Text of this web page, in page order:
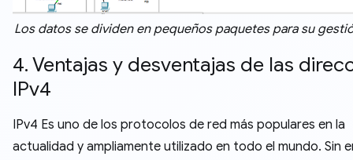
Los datos se dividen en pequeños paquetes para su
4. Ventajas y desventajas de las
IPv4
IPv4 Es uno de los protocolos de red más populares en la
actualidad y ampliamente utilizado en todo el mundo. Sin